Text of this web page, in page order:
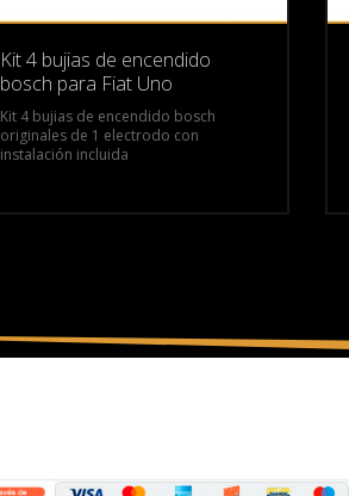
Kit 4 bujias de encendido
bosch para Fiat Uno
Kit 4 bujias de encendido bosch
originales de 1 electrodo con
instalación incluida